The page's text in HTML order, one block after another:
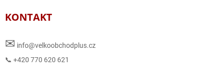
KONTAKT
✉ info@velkoobchodplus.cz
📞 +420 770 620 621